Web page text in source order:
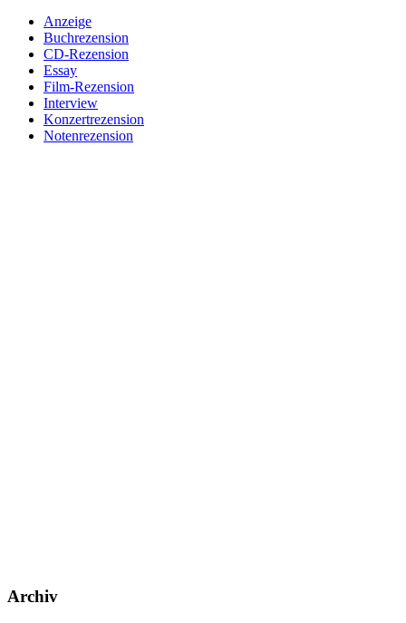
Anzeige
Buchrezension
CD-Rezension
Essay
Film-Rezension
Interview
Konzertrezension
Notenrezension
Archiv